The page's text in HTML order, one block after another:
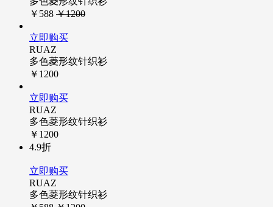
￥588 ￥1200
立即购买
RUAZ
多色菱形纹针织衫
￥1200
立即购买
RUAZ
多色菱形纹针织衫
￥1200
4.9折
立即购买
RUAZ
多色菱形纹针织衫